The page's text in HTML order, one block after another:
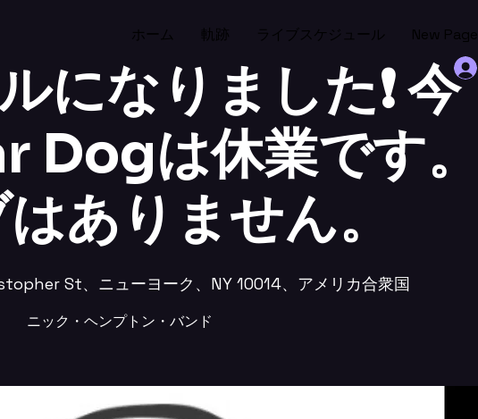
ホーム 軌跡 ライブスケジュール New Page
になりました❗️ 今
Dogは休業です。
ありません。
St、ニューヨーク、NY 10014、アメリカ合衆国
ニック・ヘンプトン・バンド